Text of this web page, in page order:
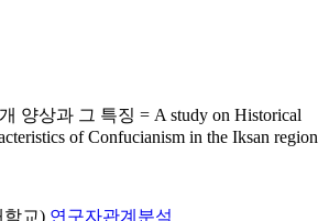
양상과 그 특징 = A study on Historical
of Confucianism in the Iksan region
학교) 연구자관계분석